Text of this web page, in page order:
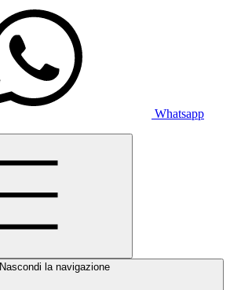
Whatsapp
Nascondi la navigazione